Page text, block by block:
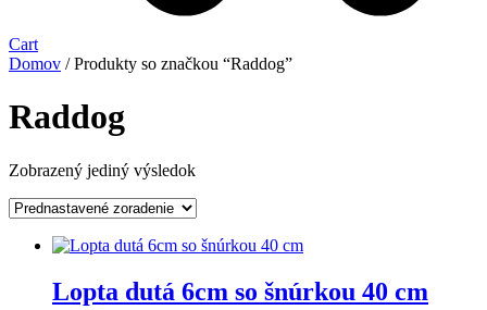
Cart
Domov / Produkty so značkou “Raddog”
Raddog
Zobrazený jediný výsledok
Lopta dutá 6cm so šnúrkou 40 cm